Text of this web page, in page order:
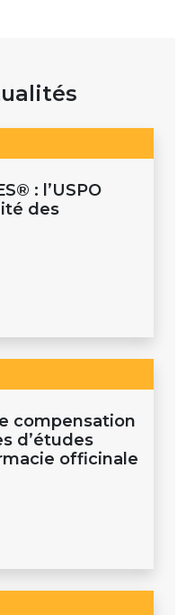
: l’USPO
des
compensation
d’études
officinale